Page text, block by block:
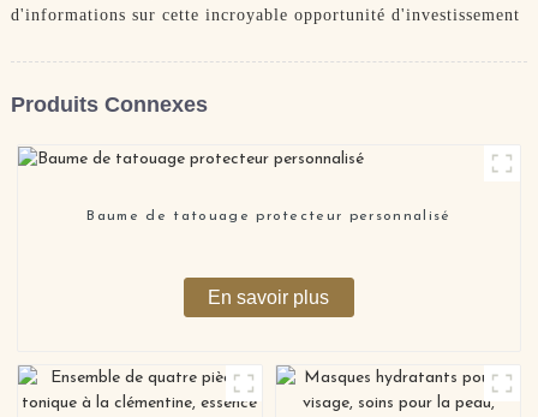
d'informations sur cette incroyable opportunité d'investissement
Produits Connexes
Baume de tatouage protecteur personnalisé
En savoir plus